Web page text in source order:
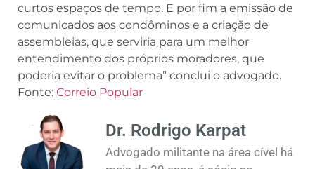
curtos espaços de tempo. E por fim a emissão de
comunicados aos condôminos e a criação de
assembleias, que serviria para um melhor
entendimento dos próprios moradores, que
poderia evitar o problema” conclui o advogado.
Fonte: Correio Popular
Dr. Rodrigo Karpat
Advogado militante na área cível há